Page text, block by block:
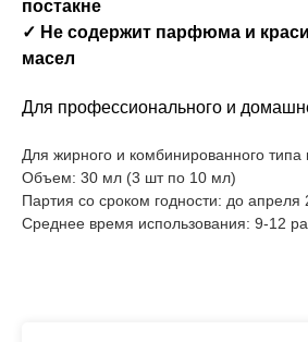
постакне
✓ Не содержит парфюма и
масел
Для профессионального и
Для жирного и комбинированного типа
Объем: 30 мл (3 шт по 10 мл)
Партия со сроком годности: до апреля
Среднее время использования: 9-12